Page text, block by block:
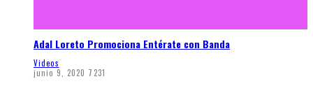
Adal Loreto Promociona Entérate con Banda
Videos
junio 9, 2020 7231